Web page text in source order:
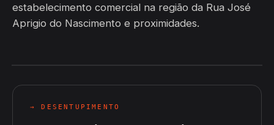
estabelecimento comercial na região da Rua José
Aprigio do Nascimento e proximidades.
→ DESENTUPIMENTO